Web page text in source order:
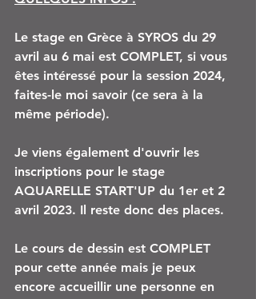
Le stage en Grèce à SYROS du 29
avril au 6 mai est COMPLET, si vous
êtes intéressé pour la session 2024,
faites-le moi savoir (ce sera à la
même période).
Je viens également d'ouvrir les
inscriptions pour le stage
AQUARELLE START'UP du 1er et 2
avril 2023. Il reste donc des places.
Le cours de dessin est COMPLET
pour cette année mais je peux
encore accueillir une personne en